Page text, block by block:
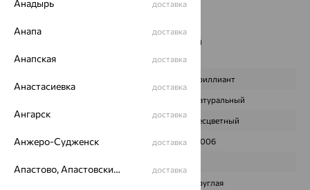
Цвет вставки:
Вес металла:
Бесцветный
Характеристика вставки:
Бриллиант
Натуральный
ЦВЕТ Бесцветный
ВЕС 0,006
Круглая
Анадырь доставка
Анапа доставка
Анапская доставка
Анастасиевка доставка
Ангарск доставка
Анжеро-Судженск доставка
Апастово, Апастовский район доставка